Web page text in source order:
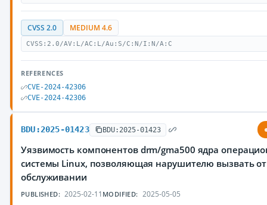
CVSS 2.0 MEDIUM 4.6
CVSS:2.0/AV:L/AC:L/Au:S/C:N/I:N/A:C
REFERENCES
CVE-2024-42306
CVE-2024-42306
BDU:2025-01423 BDU:2025-01423
Уязвимость компонентов drm/gma500 ядра
системы Linux, позволяющая нарушителю вызвать
обслуживании
PUBLISHED: 2025-02-11 MODIFIED: 2025-05-05